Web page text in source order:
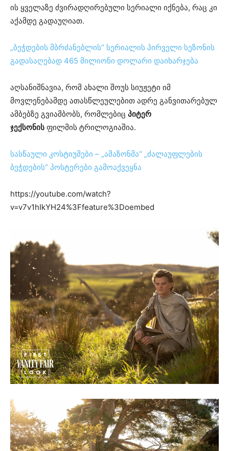
ის ყველაზე ძვირადღირებული სერიალი იქნება, რაც კი
აქამდე გადაუღიათ.
„ბეჭდების მბრძანებლის“ სერიალის პირველი სეზონის
გადასაღებად 465 მილიონი დოლარი დაიხარჯება
აღსანიშნავია, რომ ახალი შოუს სიუჟეტი იმ
მოვლენებამდე ათასწლეულებით ადრე განვითარებულ
ამბებზე გვიამბობს, რომლებიც პიტერ
ჯექსონის ფილმის ტრილოგიაშია.
სასწაული კოსტიუმები – „ამაზონმა“ „ძალაუფლების
ბეჭდების“ პოსტერები გამოაქვეყნა
https://youtube.com/watch?
v=v7v1hIkYH24%3Ffeature%3Doembed